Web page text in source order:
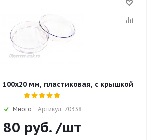
мм, пластиковая, с крышкой
Много Артикул: 70338
80 руб. /шт